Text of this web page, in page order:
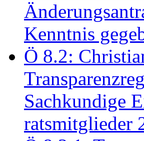
Kenntnis
Ö 8.2:
Sachkundige
ratsmitglieder